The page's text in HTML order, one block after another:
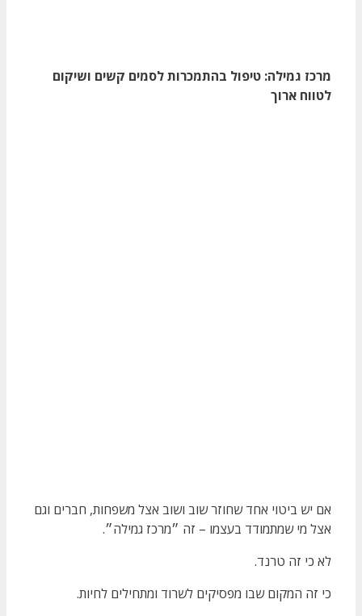
מרכז גמילה: טיפול בהתמכרות לסמים קשים ושיקום
לטווח ארוך
אם יש ביטוי אחד שחוזר שוב ושוב אצל משפחות, חברים וגם
אצל מי שמתמודד בעצמו – זה ״מרכז גמילה״.
לא כי זה טרנד.
כי זה המקום שבו מפסיקים לשרוד ומתחילים לחיות.